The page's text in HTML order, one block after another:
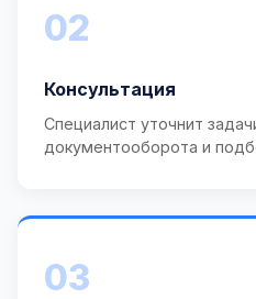
02
Консультация
Специалист уточнит
документооборота и
03